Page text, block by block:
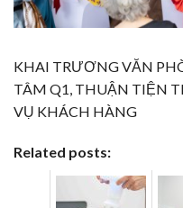
KHAI TRƯƠNG VĂN
TÂM Q1, THUẬN TIỆN
VỤ KHÁCH HÀNG
Related posts: